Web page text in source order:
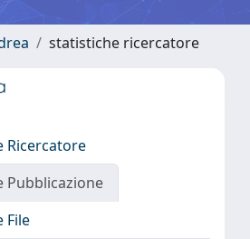
statistiche ricercatore
Ricercatore
Pubblicazione
File